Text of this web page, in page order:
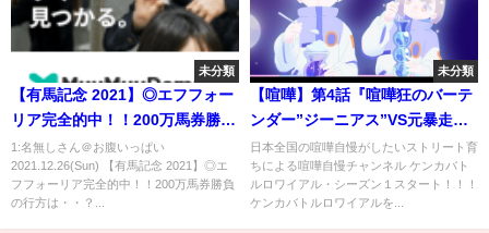
未分類
【有馬記念 2021】◎エフフォー
リア完全的中！！200万馬券勝負
の行方は・・？
1:名無しさん＠お腹いっぱい
2021.12.26(Sun) 【有馬記念 2021】◎エ
フフォーリア完全的中！！200万馬券勝負
の行方は・・？...
未分類
【喧嘩】第4話『喧嘩狂のバーテ
ンダー”ジーニアス”VS元暴走族
の前田真也の戦い』【シーズン
１】
日本全国の喧嘩自慢がしたいストリート育
ちによる喧嘩自慢チャンネル ケンカバト
ルロワイアル・シーズン１スタート！！！
ケンカバトルロワイアルを...